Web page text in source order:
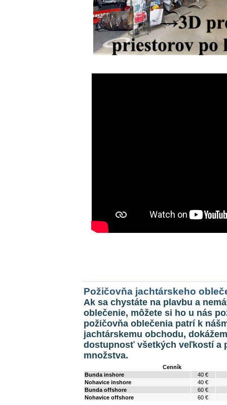
Požičovňa jachtárskeho
Ak sa chystáte na plavbu a
oblečenie, môžete si ho u nás
požičovňa oblečenia patrí k
jachtárskemu obchodu,
dostupnosť všetkých veľkostí a
množstva.
Cenník
Bunda inshore
40 €
Nohavice inshore
40 €
Bunda offshore
60 €
Nohavice offshore
60 €